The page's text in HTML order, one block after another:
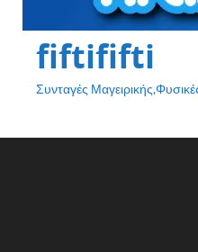
fiftififti
Συνταγές